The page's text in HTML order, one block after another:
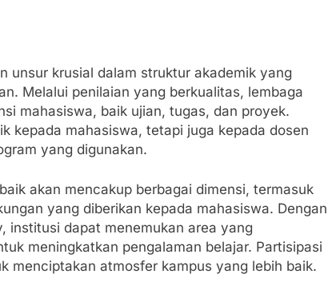
unsur krusial dalam struktur akademik yang
Melalui penilaian yang berkualitas, lembaga
mahasiswa, baik ujian, tugas, dan proyek.
kepada mahasiswa, tetapi juga kepada dosen
yang digunakan.
akan mencakup berbagai dimensi, termasuk
yang diberikan kepada mahasiswa. Dengan
institusi dapat menemukan area yang
meningkatkan pengalaman belajar. Partisipasi
menciptakan atmosfer kampus yang lebih baik.